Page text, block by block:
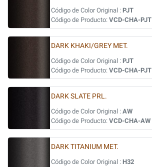
Código de Color Original : PJT
Código de Producto: VCD-CHA-PJT
DARK KHAKI/GREY MET.
Código de Color Original : PJT
Código de Producto: VCD-CHA-PJT
DARK SLATE PRL.
Código de Color Original : AW
Código de Producto: VCD-CHA-AW
DARK TITANIUM MET.
Código de Color Original : H32